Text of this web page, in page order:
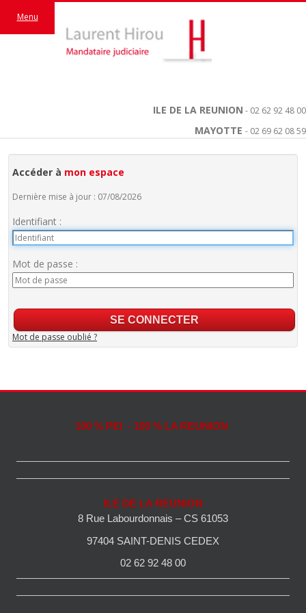
ILE DE LA REUNION - 02 62 92 48 00
MAYOTTE - 02 69 62 08 59
Menu
Accéder à mon espace
Dernière mise à jour : 07/08/2026
Identifiant :
Mot de passe :
Mot de passe oublié ?
100 % PEI - 100 % LA REUNION
ILE DE LA REUNION
8 Rue Labourdonnais – CS 61053
97404 SAINT-DENIS CEDEX
02 62 92 48 00